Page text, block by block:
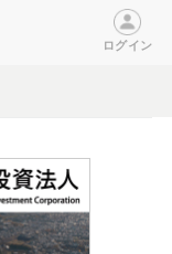
ログイン